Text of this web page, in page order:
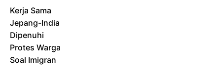
Kerja Sama
Jepang-India
Dipenuhi
Protes Warga
Soal Imigran